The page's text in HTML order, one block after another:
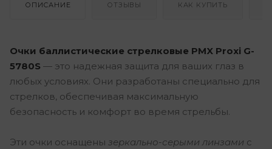
ОПИСАНИЕ ОТЗЫВЫ КАК КУПИТЬ
Очки баллистические стрелковые PMX Proxi G-
5780S — это надежная защита для ваших глаз в
любых условиях. Они разработаны специально для
стрелков, обеспечивая максимальную
безопасность и комфорт во время стрельбы.
Эти очки оснащены зеркально-серыми линзами с